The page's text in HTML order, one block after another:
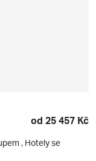
od 25 457 Kč
, Hotely se